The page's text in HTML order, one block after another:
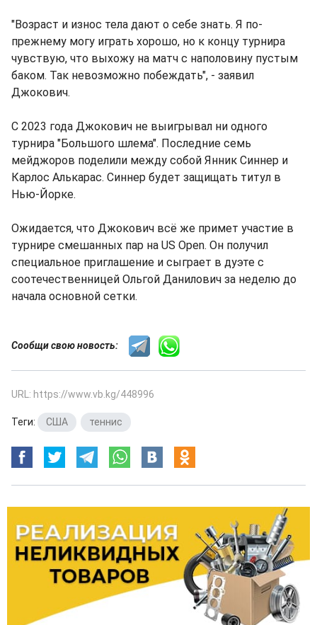
"Возраст и износ тела дают о себе знать. Я по-
прежнему могу играть хорошо, но к концу турнира
чувствую, что выхожу на матч с наполовину пустым
баком. Так невозможно побеждать", - заявил
Джокович.
С 2023 года Джокович не выигрывал ни одного
турнира "Большого шлема". Последние семь
мейджоров поделили между собой Янник Синнер и
Карлос Алькарас. Синнер будет защищать титул в
Нью-Йорке.
Ожидается, что Джокович всё же примет участие в
турнире смешанных пар на US Open. Он получил
специальное приглашение и сыграет в дуэте с
соотечественницей Ольгой Данилович за неделю до
начала основной сетки.
Сообщи свою новость:
URL: https://www.vb.kg/448996
Теги: США теннис